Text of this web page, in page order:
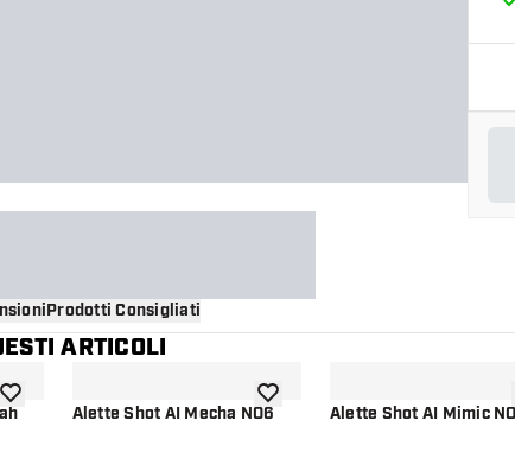
Prodotti Consigliati
ARTICOLI
alla lista dei desideri
Alette Shot AI Mecha NO6aggiungi alla lista dei desideri
Alette Shot AI Mimic